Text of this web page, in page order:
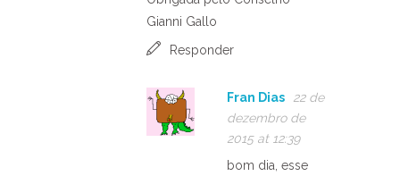
Gianni Gallo
Responder
Fran Dias
22 de
dezembro de
2015 at 12:39
bom dia, esse